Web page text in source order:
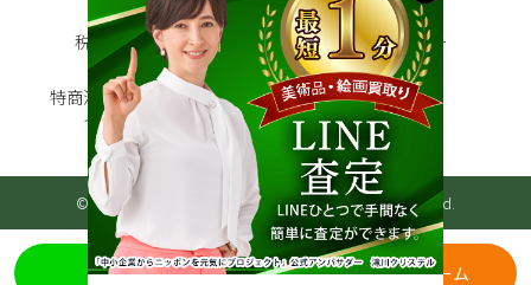
税金シミュレーター 代表インタビュー
特商法に基づく表記・プラ
イバシーポリシー
サイトマップ
©2026 美術品・絵画買取センター All Rights Reserved.
LINE査定 無料査定フォーム